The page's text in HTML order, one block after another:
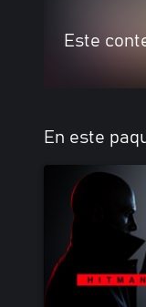
Este
En este